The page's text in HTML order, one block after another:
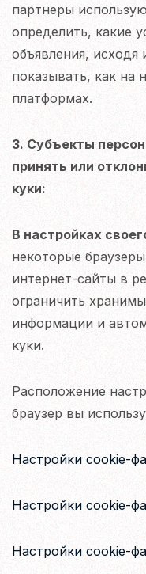
партнеры
определить, какие
объявления,
показывать, как на
платформах.
3. Субъекты
принять или
куки:
В настройках
некоторые
интернет-сайты в
ограничить
информации и
куки.
Расположение
браузер вы
Настройки cookie-
Настройки cookie-
Настройки cookie-